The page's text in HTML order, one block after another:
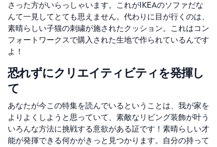
さった方がいらっしゃいます。これがIKEAのソファだな
んて一見してとても思えません。代わりに目が行くのは、
素晴らしい子猫の刺繍が施されたクッション。これはコン
フォートワークスで購入された生地で作られているんです
よ！
恐れずにクリエイティビティを発揮し
て
あなたが今この特集を読んでいるということは、我が家を
よりよくしようと思っていて、素敵なリビング装飾が叶う
いろんな方法に挑戦する意欲がある証です！素晴らしい才
能が発揮できる何かがきっと見つかります。自分の持って